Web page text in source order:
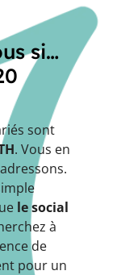
si…
sont
. Vous en
le social
à
de
pour un